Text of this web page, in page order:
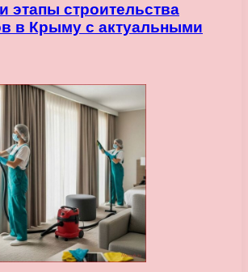
этапы строительства
в Крыму с актуальными